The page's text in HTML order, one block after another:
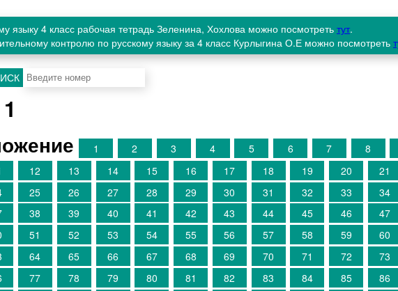
языку 4 класс рабочая тетрадь Зеленина, Хохлова можно посмотреть тут.
контролю по русскому языку за 4 класс Курлыгина О.Е можно посмотреть
1 2 3 4 5 6 7 8
12 13 14 15 16 17 18 19 20 21
25 26 27 28 29 30 31 32 33 34
38 39 40 41 42 43 44 45 46 47
51 52 53 54 55 56 57 58 59 60
64 65 66 67 68 69 70 71 72 73
77 78 79 80 81 82 83 84 85 86